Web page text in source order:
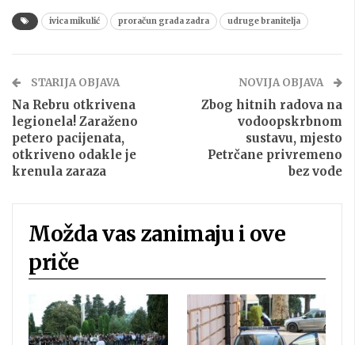
ivica mikulić proračun grada zadra udruge branitelja
STARIJA OBJAVA
Na Rebru otkrivena
legionela! Zaraženo
petero pacijenata,
otkriveno odakle je
krenula zaraza
NOVIJA OBJAVA
Zbog hitnih radova na
vodoopskrbnom
sustavu, mjesto
Petrčane privremeno
bez vode
Možda vas zanimaju i ove
priče